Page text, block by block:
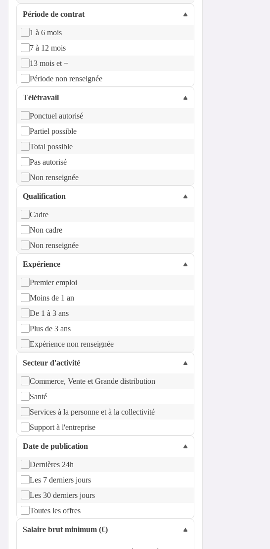
Période de contrat
1 à 6 mois
7 à 12 mois
13 mois et +
Période non renseignée
Télétravail
Ponctuel autorisé
Partiel possible
Total possible
Pas autorisé
Non renseignée
Qualification
Cadre
Non cadre
Non renseignée
Expérience
Premier emploi
Moins de 1 an
De 1 à 3 ans
Plus de 3 ans
Expérience non renseignée
Secteur d'activité
Commerce, Vente et Grande distribution
Santé
Services à la personne et à la collectivité
Support à l'entreprise
Date de publication
Dernières 24h
Les 7 derniers jours
Les 30 derniers jours
Toutes les offres
Salaire brut minimum (€)